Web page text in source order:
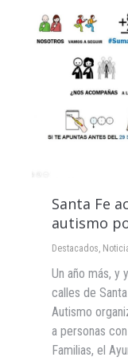
Santa Fe
autismo
Destacados,
Un año más, y
calles de
Autismo
a personas
Familias, el